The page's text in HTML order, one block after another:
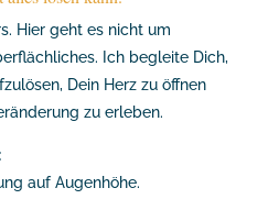
Hier geht es nicht um
Ich begleite Dich,
Dein Herz zu öffnen
zu erleben.
auf Augenhöhe.